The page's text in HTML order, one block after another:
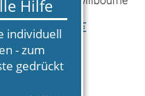
Garten
9,00 €